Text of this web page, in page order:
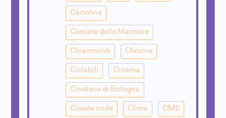
Cartoline
Cascate delle Marmore
Chiarimonti Chrome
Ciclabili Cinema
Cineteca di Bologna
Claude code Clima CMS